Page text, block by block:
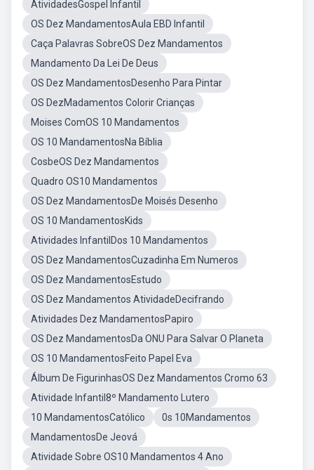
AtividadesGospel Infantil
OS Dez MandamentosAula EBD Infantil
Caça Palavras SobreOS Dez Mandamentos
Mandamento Da Lei De Deus
OS Dez MandamentosDesenho Para Pintar
OS DezMadamentos Colorir Crianças
Moises ComOS 10 Mandamentos
OS 10 MandamentosNa Bíblia
CosbeOS Dez Mandamentos
Quadro OS10 Mandamentos
OS Dez MandamentosDe Moisés Desenho
OS 10 MandamentosKids
Atividades InfantilDos 10 Mandamentos
OS Dez MandamentosCuzadinha Em Numeros
OS Dez MandamentosEstudo
OS Dez Mandamentos AtividadeDecifrando
Atividades Dez MandamentosPapiro
OS Dez MandamentosDa ONU Para Salvar O Planeta
OS 10 MandamentosFeito Papel Eva
Álbum De FigurinhasOS Dez Mandamentos Cromo 63
Atividade Infantil8º Mandamento Lutero
10 MandamentosCatólico
0s 10Mandamentos
MandamentosDe Jeová
Atividade Sobre OS10 Mandamentos 4 Ano